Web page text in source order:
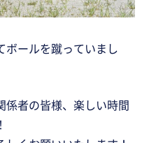
ボールを蹴っていまし
係者の皆様、楽しい時間